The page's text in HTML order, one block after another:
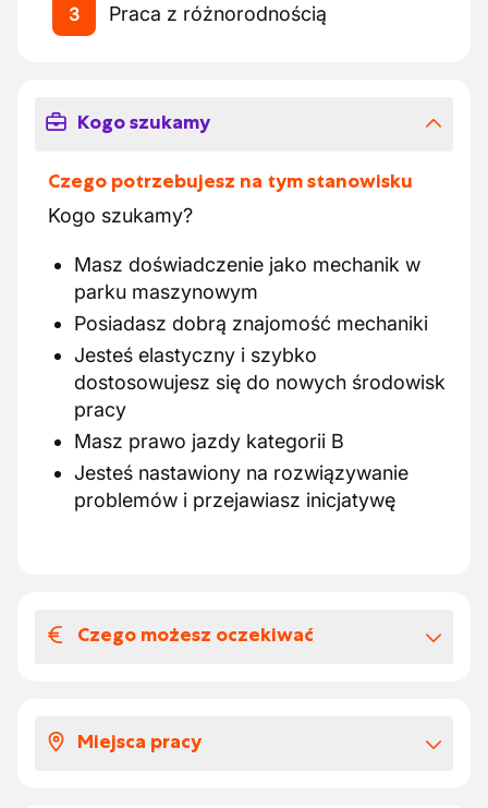
3 Praca z różnorodnością
Kogo szukamy
Czego potrzebujesz na tym stanowisku
Kogo szukamy?
Masz doświadczenie jako mechanik w
parku maszynowym
Posiadasz dobrą znajomość mechaniki
Jesteś elastyczny i szybko
dostosowujesz się do nowych środowisk
pracy
Masz prawo jazdy kategorii B
Jesteś nastawiony na rozwiązywanie
problemów i przejawiasz inicjatywę
Czego możesz oczekiwać
Dlaczego warto wybrać naszego klienta?
Miejsca pracy